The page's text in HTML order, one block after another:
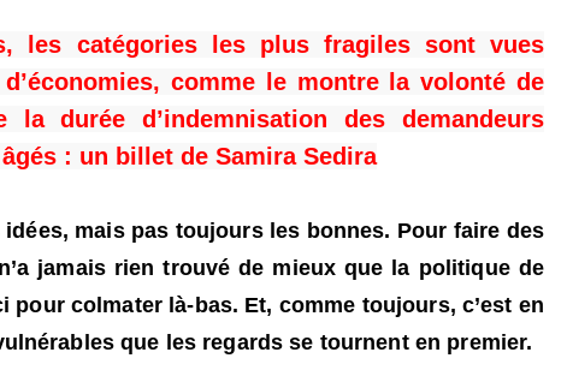
les catégories les plus fragiles sont vues
comme le montre la volonté de
la durée d’indemnisation des demandeurs
: un billet de Samira Sedira
idées, mais pas toujours les bonnes. Pour faire des
jamais rien trouvé de mieux que la politique de
pour colmater là-bas. Et, comme toujours, c’est en
que les regards se tournent en premier.